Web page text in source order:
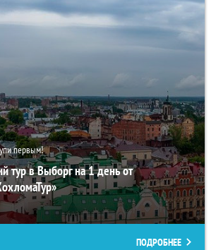
первым!
тур в Выборг на 1 день от
ПОДРОБНЕЕ